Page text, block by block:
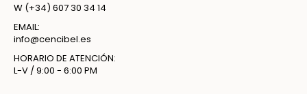
W (+34) 607 30 34 14
EMAIL:
info@cencibel.es
HORARIO DE ATENCIÓN:
L-V / 9:00 - 6:00 PM